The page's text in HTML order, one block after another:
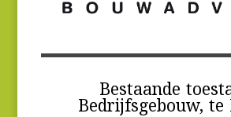
Bestaande
Bedrijfsgebouw, te